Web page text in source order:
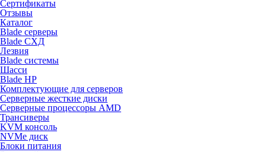
Сертификаты
Отзывы
Каталог
Blade серверы
Blade СХД
Лезвия
Blade системы
Шасси
Blade HP
Комплектующие для серверов
Серверные жесткие диски
Серверные процессоры AMD
Трансиверы
KVM консоль
NVMe диск
Блоки питания